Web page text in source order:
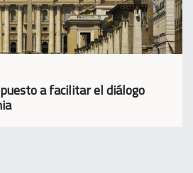
a facilitar el diálogo